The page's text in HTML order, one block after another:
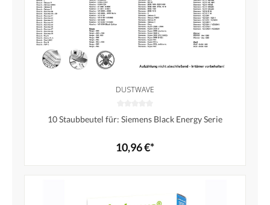
DUSTWAVE
10 Staubbeutel für: Siemens Black Energy Serie
10,96 €*